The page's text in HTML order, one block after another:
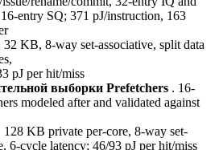
entry SQ; 371 pJ/instruction, 163
32 KB, 8-way set-associative, split data
pJ per hit/miss
выборки Prefetchers . 16-
modeled after and validated against
128 KB private per-core, 8-way set-
6-cycle latency; 46/93 pJ per hit/miss